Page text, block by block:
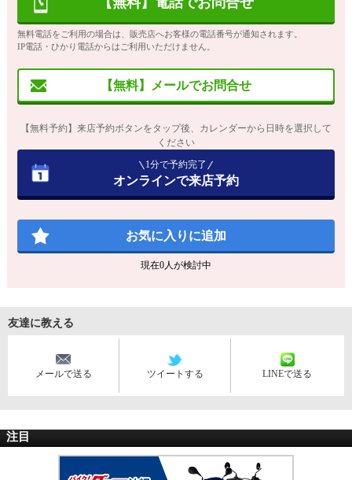
無料電話をご利用の場合は、販売店へお客様の電話番号が通知されます。
IP電話・ひかり電話からはご利用いただけません。
【無料】メールでお問合せ
【無料予約】来店予約ボタンをタップ後、カレンダーから日時を選択して
ください
1分で予約完了
オンラインで来店予約
お気に入りに追加
現在0人が検討中
友達に教える
メールで送る ツイートする LINEで送る
注目